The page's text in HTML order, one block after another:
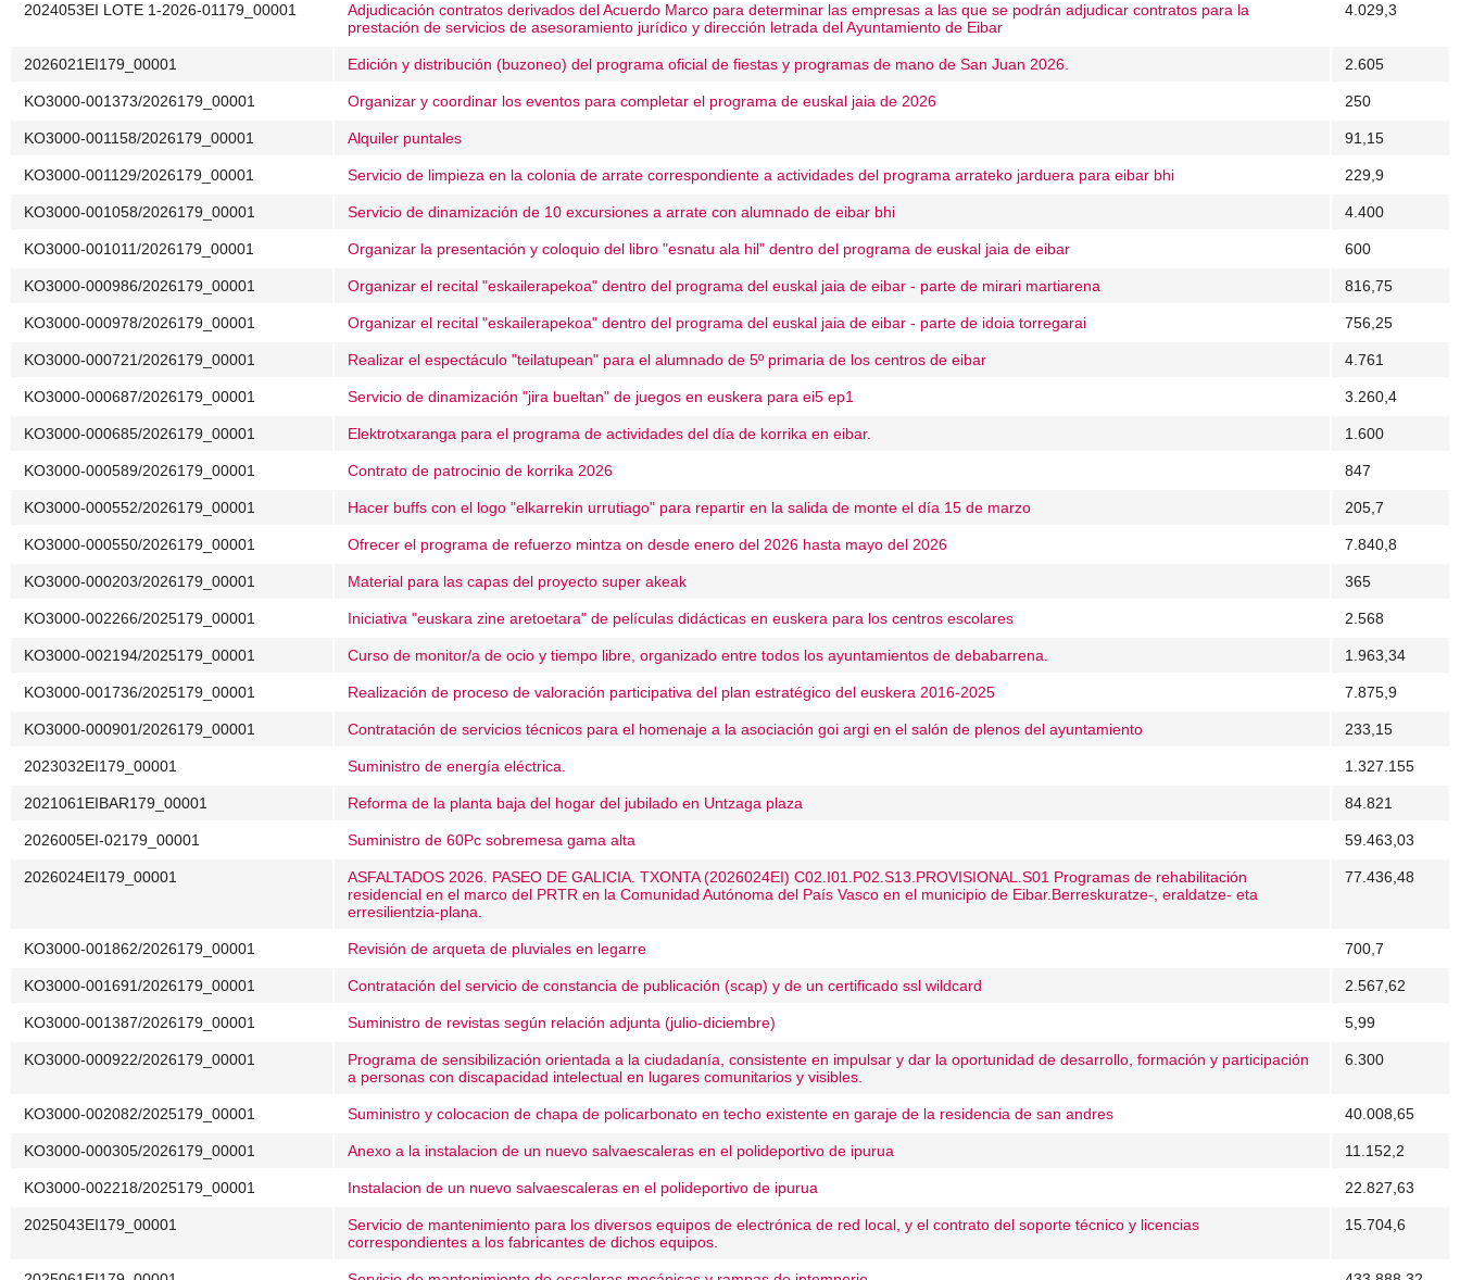
2024053EI LOTE 1-2026-01179_00001
Adjudicación contratos derivados del Acuerdo Marco para determinar las empresas a las que se podrán adjudicar contratos para la
prestación de servicios de asesoramiento jurídico y dirección letrada del Ayuntamiento de Eibar
4.029,3
2026021EI179_00001 Edición y distribución (buzoneo) del programa oficial de fiestas y programas de mano de San Juan 2026. 2.605
KO3000-001373/2026179_00001 Organizar y coordinar los eventos para completar el programa de euskal jaia de 2026 250
KO3000-001158/2026179_00001 Alquiler puntales 91,15
KO3000-001129/2026179_00001 Servicio de limpieza en la colonia de arrate correspondiente a actividades del programa arrateko jarduera para eibar bhi 229,9
KO3000-001058/2026179_00001 Servicio de dinamización de 10 excursiones a arrate con alumnado de eibar bhi 4.400
KO3000-001011/2026179_00001 Organizar la presentación y coloquio del libro "esnatu ala hil" dentro del programa de euskal jaia de eibar 600
KO3000-000986/2026179_00001 Organizar el recital "eskailerapekoa" dentro del programa del euskal jaia de eibar - parte de mirari martiarena 816,75
KO3000-000978/2026179_00001 Organizar el recital "eskailerapekoa" dentro del programa del euskal jaia de eibar - parte de idoia torregarai 756,25
KO3000-000721/2026179_00001 Realizar el espectáculo "teilatupean" para el alumnado de 5º primaria de los centros de eibar 4.761
KO3000-000687/2026179_00001 Servicio de dinamización "jira bueltan" de juegos en euskera para ei5 ep1 3.260,4
KO3000-000685/2026179_00001 Elektrotxaranga para el programa de actividades del día de korrika en eibar. 1.600
KO3000-000589/2026179_00001 Contrato de patrocinio de korrika 2026 847
KO3000-000552/2026179_00001 Hacer buffs con el logo "elkarrekin urrutiago" para repartir en la salida de monte el día 15 de marzo 205,7
KO3000-000550/2026179_00001 Ofrecer el programa de refuerzo mintza on desde enero del 2026 hasta mayo del 2026 7.840,8
KO3000-000203/2026179_00001 Material para las capas del proyecto super akeak 365
KO3000-002266/2025179_00001 Iniciativa "euskara zine aretoetara" de películas didácticas en euskera para los centros escolares 2.568
KO3000-002194/2025179_00001 Curso de monitor/a de ocio y tiempo libre, organizado entre todos los ayuntamientos de debabarrena. 1.963,34
KO3000-001736/2025179_00001 Realización de proceso de valoración participativa del plan estratégico del euskera 2016-2025 7.875,9
KO3000-000901/2026179_00001 Contratación de servicios técnicos para el homenaje a la asociación goi argi en el salón de plenos del ayuntamiento 233,15
2023032EI179_00001 Suministro de energía eléctrica. 1.327.155
2021061EIBAR179_00001 Reforma de la planta baja del hogar del jubilado en Untzaga plaza 84.821
2026005EI-02179_00001 Suministro de 60Pc sobremesa gama alta 59.463,03
2026024EI179_00001
ASFALTADOS 2026. PASEO DE GALICIA. TXONTA (2026024EI) C02.I01.P02.S13.PROVISIONAL.S01 Programas de rehabilitación
residencial en el marco del PRTR en la Comunidad Autónoma del País Vasco en el municipio de Eibar.Berreskuratze-, eraldatze- eta
erresilientzia-plana.
77.436,48
KO3000-001862/2026179_00001 Revisión de arqueta de pluviales en legarre 700,7
KO3000-001691/2026179_00001 Contratación del servicio de constancia de publicación (scap) y de un certificado ssl wildcard 2.567,62
KO3000-001387/2026179_00001 Suministro de revistas según relación adjunta (julio-diciembre) 5,99
KO3000-000922/2026179_00001
Programa de sensibilización orientada a la ciudadanía, consistente en impulsar y dar la oportunidad de desarrollo, formación y participación
a personas con discapacidad intelectual en lugares comunitarios y visibles.
6.300
KO3000-002082/2025179_00001 Suministro y colocacion de chapa de policarbonato en techo existente en garaje de la residencia de san andres 40.008,65
KO3000-000305/2026179_00001 Anexo a la instalacion de un nuevo salvaescaleras en el polideportivo de ipurua 11.152,2
KO3000-002218/2025179_00001 Instalacion de un nuevo salvaescaleras en el polideportivo de ipurua 22.827,63
2025043EI179_00001
Servicio de mantenimiento para los diversos equipos de electrónica de red local, y el contrato del soporte técnico y licencias
correspondientes a los fabricantes de dichos equipos.
15.704,6